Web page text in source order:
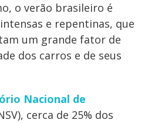
o verão brasileiro é
e repentinas, que
um grande fator de
dos carros e de seus
Nacional de
cerca de 25% dos